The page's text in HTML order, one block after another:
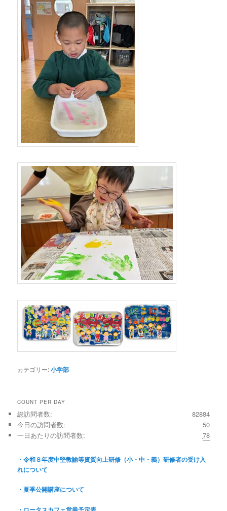
カテゴリー:小学部
COUNT PER DAY
82884
総訪問者数:
50
今日の訪問者数:
78
一日あたりの訪問者数:
・令和８年度中堅教諭等資質向上研修（小・中・義）研修者の受け入
れについて
・夏季公開講座について